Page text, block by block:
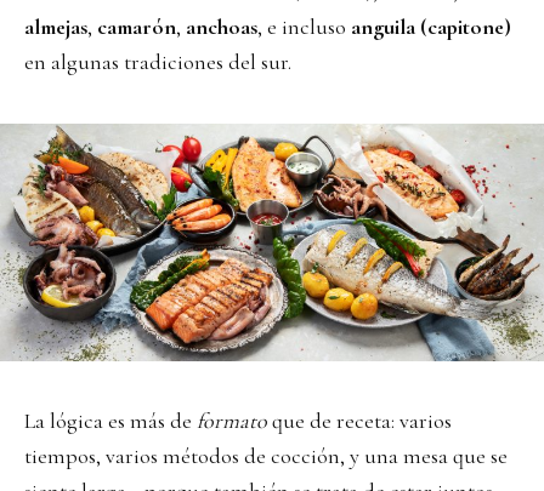
almejas, camarón, anchoas, e incluso anguila (capitone)
en algunas tradiciones del sur.
La lógica es más de formatoque de receta: varios
tiempos, varios métodos de cocción, y una mesa que se